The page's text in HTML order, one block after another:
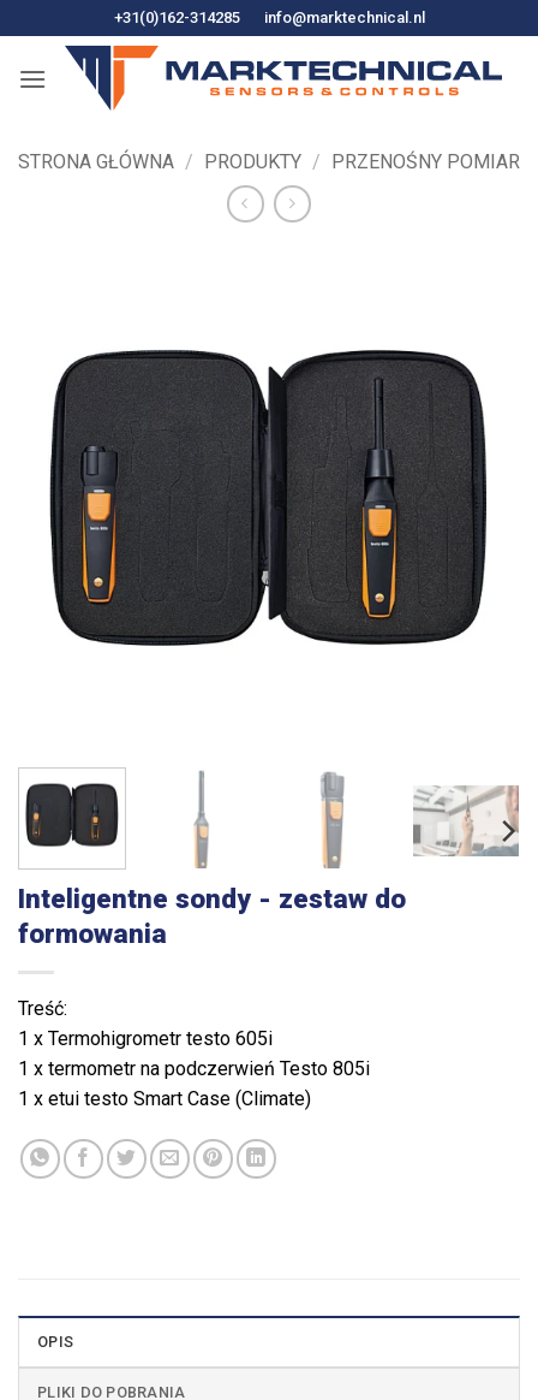
do
treści
+31(0)162-314285 info@marktechnical.nl
STRONA GŁÓWNA / PRODUKTY / PRZENOŚNY POMIAR
Inteligentne sondy - zestaw do
formowania
Treść:
1 x Termohigrometr testo 605i
1 x termometr na podczerwień Testo 805i
1 x etui testo Smart Case (Climate)
OPIS
PLIKI DO POBRANIA